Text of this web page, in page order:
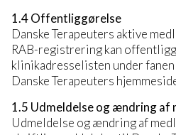
1.4 Offentliggørelse
Danske Terapeuters aktive
RAB-registrering kan
klinikadresselisten under fanen
Danske Terapeuters
1.5 Udmeldelse og ændring af
Udmeldelse og ændring af